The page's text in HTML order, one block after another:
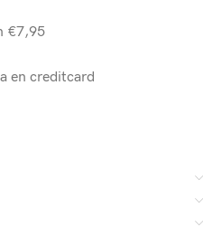
€7,95
en creditcard